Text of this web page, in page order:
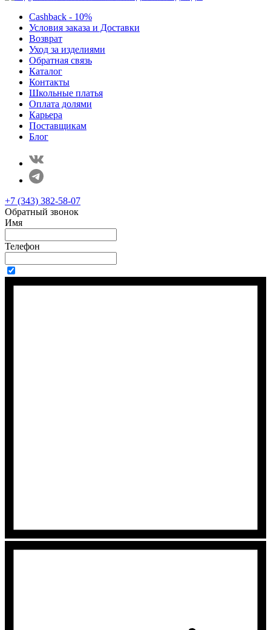
Cashback - 10%
Условия заказа и Доставки
Возврат
Уход за изделиями
Обратная связь
Каталог
Контакты
Школьные платья
Оплата долями
Карьера
Поставщикам
Блог
+7 (343) 382-58-07
Обратный звонок
Имя
Телефон